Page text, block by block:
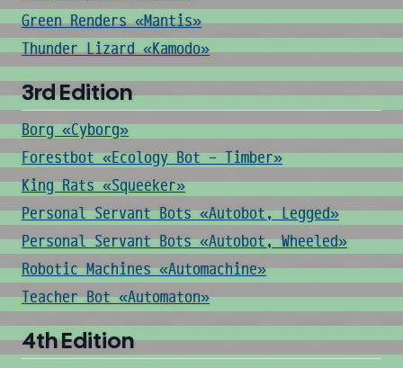
Green Renders «Mantis»
Thunder Lizard «Kamodo»
3rd Edition
Borg «Cyborg»
Forestbot «Ecology Bot - Timber»
King Rats «Squeeker»
Personal Servant Bots «Autobot, Legged»
Personal Servant Bots «Autobot, Wheeled»
Robotic Machines «Automachine»
Teacher Bot «Automaton»
4th Edition